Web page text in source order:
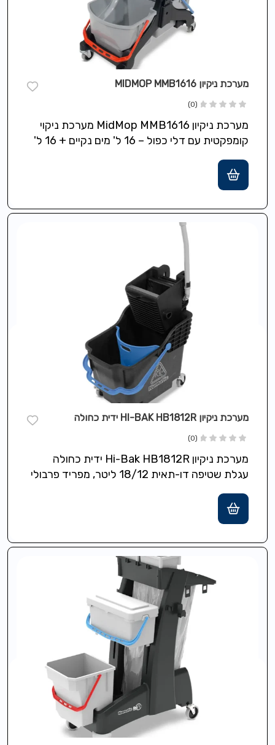
מערכת ניקיון MIDMOP MMB1616
(0)
מערכת ניקיון MidMop MMB1616 מערכת ניקוי
קומפקטית עם דלי כפול – 16 ל' מים נקיים + 16 ל'
מערכת ניקיון HI-BAK HB1812R ידית כחולה
(0)
מערכת ניקיון Hi-Bak HB1812R ידית כחולה
עגלת שטיפה דו-תאית 18/12 ליטר, מפריד פרבולי
Structofoam, גלגלים…